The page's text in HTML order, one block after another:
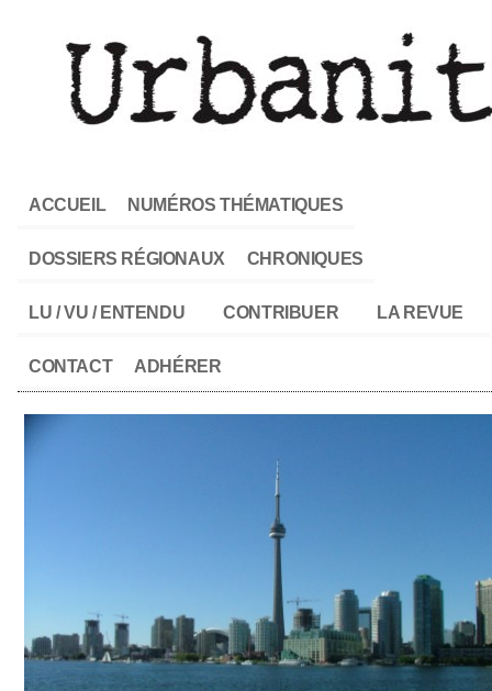
ACCUEIL NUMÉROS THÉMATIQUES
DOSSIERS RÉGIONAUX CHRONIQUES
LU / VU / ENTENDU CONTRIBUER LA REVUE
CONTACT ADHÉRER